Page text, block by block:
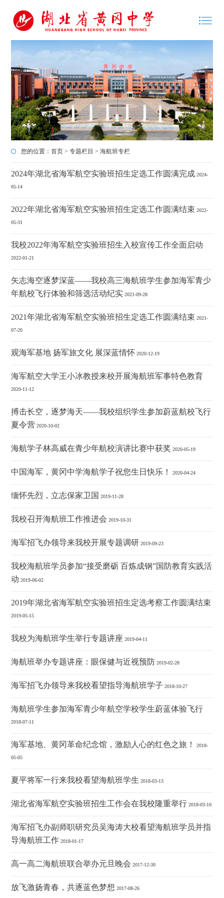
您的位置：首页 >专题栏目 >海航班专栏
2024年湖北省海军航空实验班招生定选工作圆满完成 2024-
05-14
2022年湖北省海军航空实验班招生定选工作圆满结束 2022-
05-31
我校2022年海军航空实验班招生入校宣传工作全面启动
2022-01-21
矢志海空逐梦深蓝——我校高三海航班学生参加海军青少
年航校飞行体验和筛选活动纪实 2021-09-28
2021年湖北省海军航空实验班招生定选工作圆满结束 2021-
07-20
观海军基地 扬军旅文化 展深蓝情怀 2020-12-19
海军航空大学王小冰教授来校开展海航班军事特色教育
2020-11-12
搏击长空，逐梦海天——我校组织学生参加蔚蓝航校飞行
夏令营 2020-10-02
海航学子林高威在青少年航校演讲比赛中获奖 2020-05-19
中国海军，黄冈中学海航学子祝您生日快乐！ 2020-04-24
缅怀先烈，立志保家卫国 2019-11-28
我校召开海航班工作推进会 2019-10-31
海军招飞办领导来我校开展专题调研 2019-09-23
我校海航班学员参加“接受磨砺 百炼成钢”国防教育实践活
动 2019-06-02
2019年湖北省海军航空实验班招生定选考察工作圆满结束
2019-05-15
我校为海航班学生举行专题讲座 2019-04-11
海航班举办专题讲座：眼保健与近视预防 2019-02-28
海军招飞办领导来我校看望指导海航班学子 2018-10-27
海航班学生参加海军青少年航空学校学生蔚蓝体验飞行
2018-07-11
海军基地、黄冈革命纪念馆，激励人心的红色之旅！ 2018-
05-05
夏平将军一行来我校看望海航班学生 2018-03-13
湖北省海军航空实验班招生工作会在我校隆重举行 2018-03-10
海军招飞办副师职研究员吴海涛大校看望海航班学员并指
导海航班工作 2018-01-17
高一高二海航班联合举办元旦晚会 2017-12-30
放飞激扬青春，共逐蓝色梦想 2017-08-26